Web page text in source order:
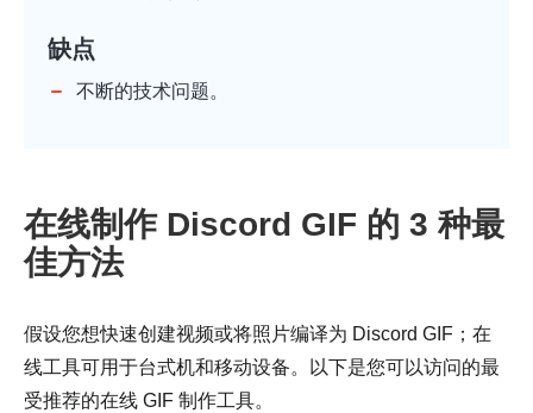
缺点
不断的技术问题。
在线制作 Discord GIF 的 3 种最
佳方法
假设您想快速创建视频或将照片编译为 Discord GIF；在
线工具可用于台式机和移动设备。以下是您可以访问的最
受推荐的在线 GIF 制作工具。